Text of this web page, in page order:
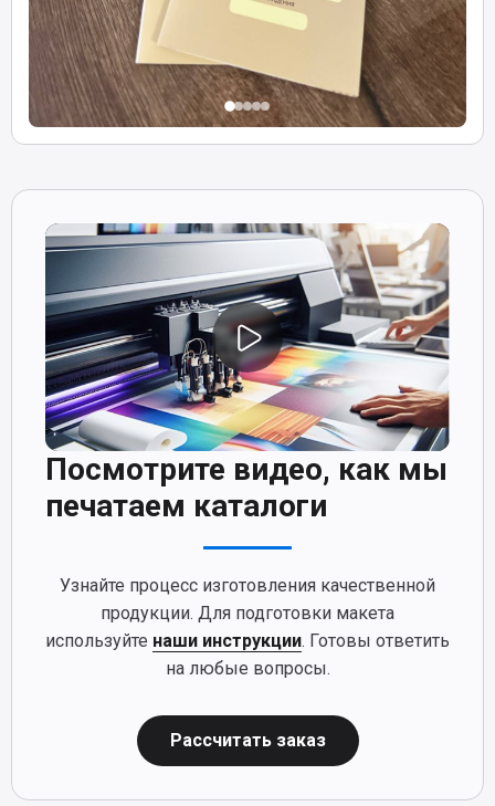
Посмотрите видео, как мы
печатаем каталоги
Узнайте процесс изготовления качественной
продукции. Для подготовки макета
используйте наши инструкции. Готовы ответить
на любые вопросы.
Рассчитать заказ